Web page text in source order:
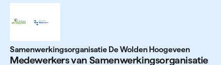
Samenwerkingsorganisatie De Wolden Hoogeveen
Mede­werkers van Samen­wer­kings­or­ga­nisatie